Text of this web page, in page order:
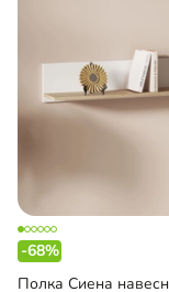
-68%
Полка Сиена